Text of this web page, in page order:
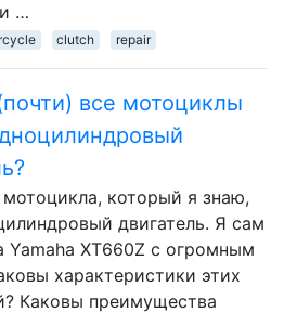
…
clutch repair
все мотоциклы
который я знаю,
двигатель. Я сам
Yamaha XT660Z с огромным
характеристики этих
Каковы преимущества